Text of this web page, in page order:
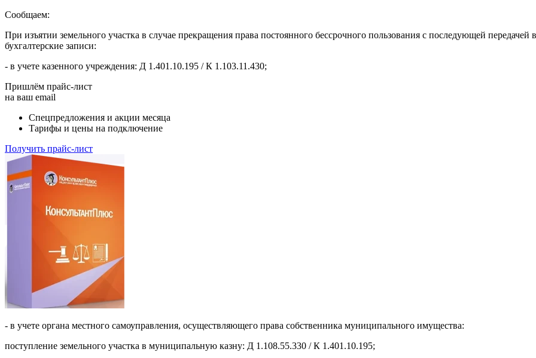
Сообщаем:
При изъятии земельного участка в случае прекращения права постоянного бессрочного пользования с последующей
бухгалтерские записи:
- в учете казенного учреждения: Д 1.401.10.195 / К 1.103.11.430;
Пришлём прайс-лист
на ваш email
Спецпредложения и акции месяца
Тарифы и цены на подключение
Получить прайс-лист
- в учете органа местного самоуправления, осуществляющего права собственника муниципального имущества:
поступление земельного участка в муниципальную казну: Д 1.108.55.330 / К 1.401.10.195;